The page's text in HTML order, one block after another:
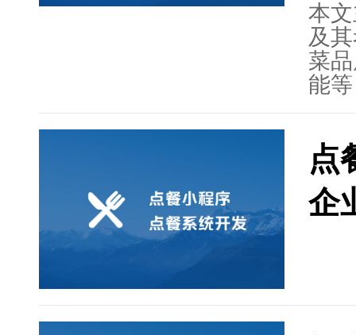
本
及
菜
能
观
供
的
点
企